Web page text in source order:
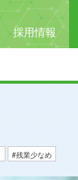
採用情報
残業少なめ